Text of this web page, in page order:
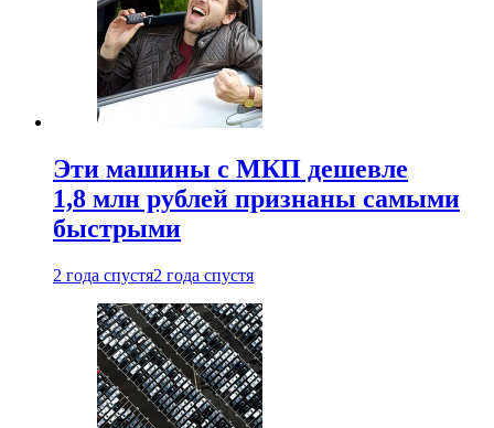
Эти машины с МКП дешевле
1,8 млн рублей признаны самыми
быстрыми
2 года спустя2 года спустя